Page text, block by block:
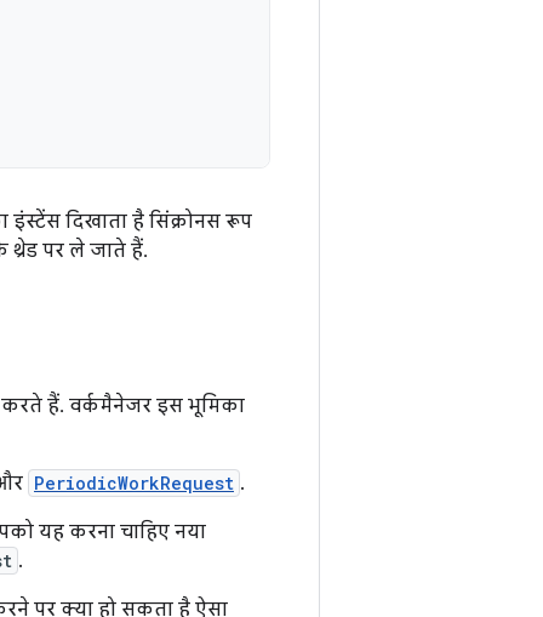
इंस्टेंस दिखाता है सिंक्रोनस रूप
पर ले जाते हैं.
हैं. वर्कमैनेजर इस भूमिका
PeriodicWorkRequest .
यह करना चाहिए नया
.
पर क्या हो सकता है ऐसा